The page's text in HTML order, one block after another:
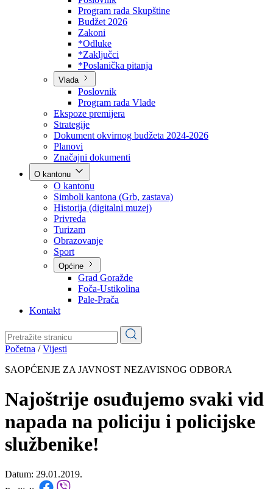
Skupština
Poslovnik
Program rada Skupštine
Budžet 2026
Zakoni
*Odluke
*Zaključci
*Poslanička pitanja
Vlada
Poslovnik
Program rada Vlade
Ekspoze premijera
Strategije
Dokument okvirnog budžeta 2024-2026
Planovi
Značajni dokumenti
O kantonu
O kantonu
Simboli kantona (Grb, zastava)
Historija (digitalni muzej)
Privreda
Turizam
Obrazovanje
Općine
Pale-Prača
Kontakt
SAOPĆENJE ZA JAVNOST NEZAVISNOG ODBORA
Najoštrije osuđujemo svaki vid
napada na policiju i policijske
službenike!